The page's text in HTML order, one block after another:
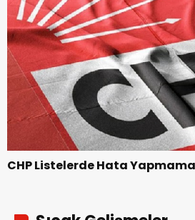
CHP Listelerde Hata